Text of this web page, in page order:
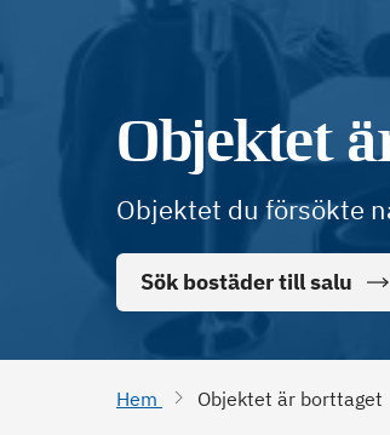
Objektet
Objektet du försökte
Sök bostäder till salu
Hem Objektet är borttaget